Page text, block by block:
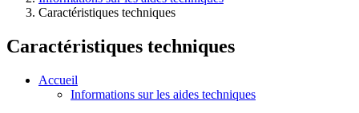
Caractéristiques techniques
Caractéristiques techniques
Accueil
Informations sur les aides techniques